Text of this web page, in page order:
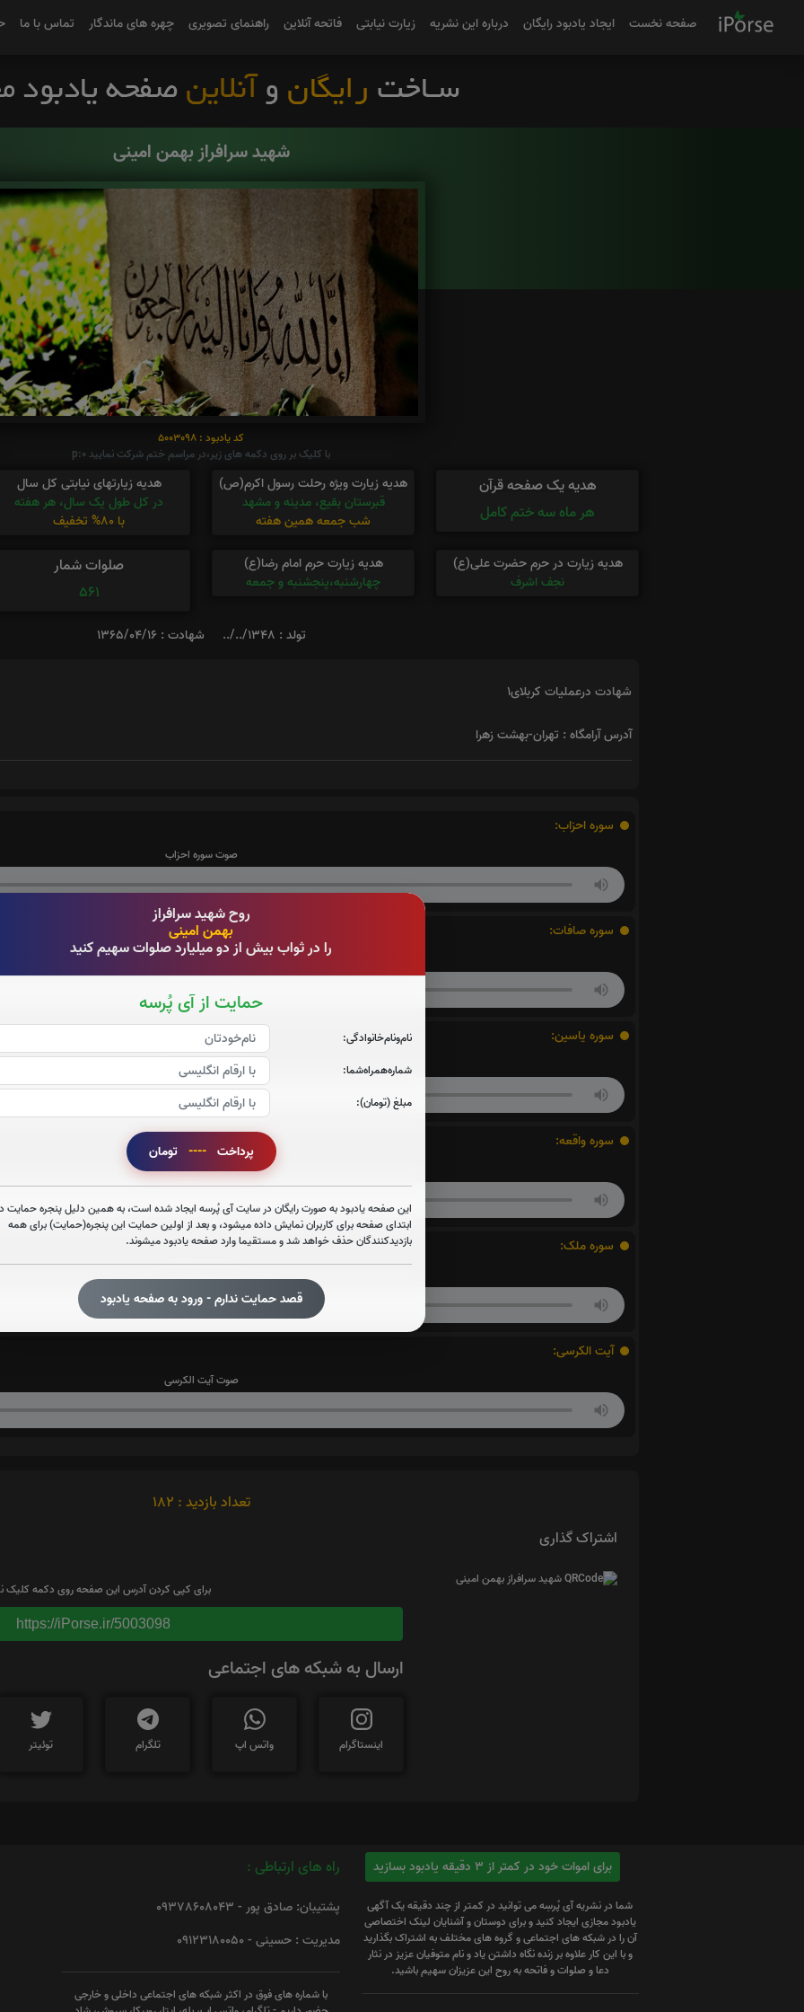
صفحه نخست ایجاد یادبود رایگان درباره این نشریه زیارت نیابتی فاتحه آنلاین راهنمای تصویری چهره های ماندگار تماس با ما
روح شهید سرافراز
بهمن امینی
را در ثواب بیش از دو میلیارد صلوات سهیم کنید
حمایت از آی پُرسه
نام‌و‌نام‌خانوادگی:
شماره‌همراه‌شما:
مبلغ (تومان):
پرداخت ---- تومان
این صفحه یادبود به صورت رایگان در سایت آی پُرسه ایجاد شده است، به همین دلیل پنجره حمایت
ابتدای صفحه برای کاربران نمایش داده میشود، و بعد از اولین حمایت این پنجره(حمایت) برای همه
بازدیدکنندگان حذف خواهد شد و مستقیما وارد صفحه یادبود میشوند.
قصد حمایت ندارم - ورود به صفحه یادبود
شهید سرافراز بهمن امینی
کد یادبود : 5003098
با کلیک بر روی دکمه های زیر،در مراسم ختم شرکت نمایید p:0
هدیه یک صفحه قرآن
هر ماه سه ختم کامل
هدیه زیارت ویژه رحلت رسول اکرم(ص)
قبرستان بقیع، مدینه و مشهد
شب جمعه همین هفته
هدیه زیارتهای نیابتی کل سال
در کل طول یک سال، هر هفته
با 80% تخفیف
هدیه زیارت در حرم حضرت علی(ع)
نجف اشرف
هدیه زیارت حرم امام رضا(ع)
چهارشنبه،پنجشنبه و جمعه
صلوات شمار
561
تولد : 1348/../.. شهادت : 1365/04/16
شهادت درعملیات کربلای1
آدرس آرامگاه : تهران-بهشت زهرا
سوره احزاب:
صوت سوره احزاب
سوره صافات:
صوت سوره صافات
سوره یاسین:
صوت سوره یاسین
سوره واقعه:
صوت سوره واقعه
سوره ملک:
صوت سوره ملک
آیت الکرسی:
صوت آیت الکرسی
تعداد بازدید : 182
اشتراک گذاری
برای کپی کردن آدرس این صفحه روی دکمه کلیک
https://iPorse.ir/5003098
ارسال به شبکه های اجتماعی
اینستاگرام واتس اپ تلگرام توئیتر
برای اموات خود در کمتر از 3 دقیقه یادبود بسازید
شما در نشریه آی پُرسِه می توانید در کمتر از چند دقیقه یک آگهی
یادبود مجازی ایجاد کنید و برای دوستان و آشنایان لینک اختصاصی
آن را در شبکه های اجتماعی و گروه های مختلف به اشتراک بگذارید
و با این کار علاوه بر زنده نگاه داشتن یاد و نام متوفیان عزیز در نثار
دعا و صلوات و فاتحه به روح این عزیزان سهیم باشید.
راه های ارتباطی :
پشتیبان: صادق پور - 09378608043
مدیریت : حسینی - 09123180050
با شماره های فوق در اکثر شبکه های اجتماعی داخلی و خارجی